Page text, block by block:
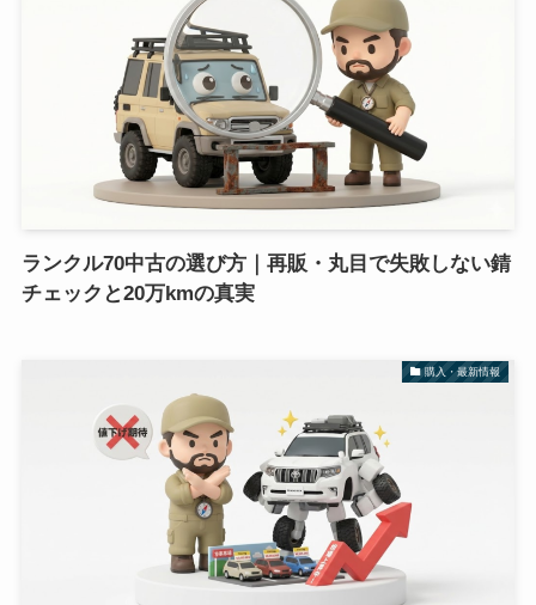
ランクル70中古の選び方｜再販・丸目で失敗しない錆
チェックと20万kmの真実
購入・最新情報